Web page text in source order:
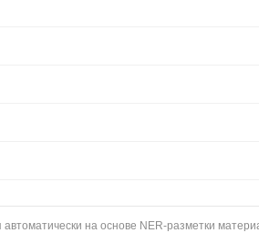
на основе NER-разметки